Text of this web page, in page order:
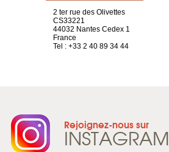
2 ter rue des Olivettes
CS33221
44032 Nantes Cedex 1
France
Tel : +33 2 40 89 34 44
Rejoignez-nous sur
INSTAGRAM